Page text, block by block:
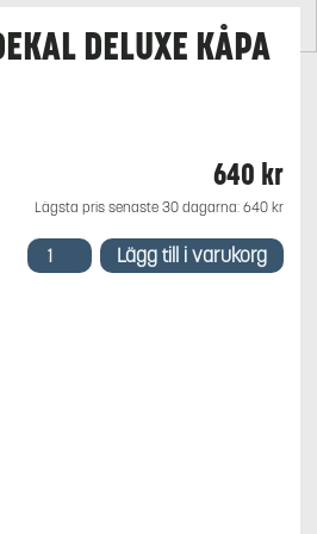
DELUXE KÅPA
640 kr
Lägsta pris senaste 30 dagarna: 640 kr
Can-
Am Lägg till i varukorg